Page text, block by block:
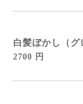
白髪ぼかし（グ
2700 円